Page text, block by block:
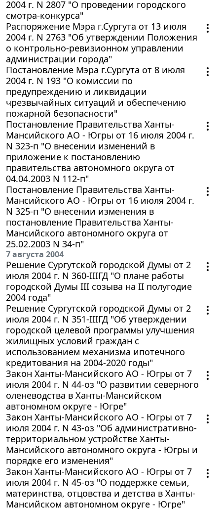
2004 г. N 2807 "О проведении городского
смотра-конкурса"
Распоряжение Мэра г.Сургута от 13 июля
2004 г. N 2763 "Об утверждении Положения
о контрольно-ревизионном управлении
администрации города"
Постановление Мэра г.Сургута от 8 июля
2004 г. N 193 "О комиссии по
предупреждению и ликвидации
чрезвычайных ситуаций и обеспечению
пожарной безопасности"
Постановление Правительства Ханты-
Мансийского АО - Югры от 16 июля 2004 г.
N 323-п "О внесении изменений в
приложение к постановлению
правительства автономного округа от
04.04.2003 N 112-п"
Постановление Правительства Ханты-
Мансийского АО - Югры от 16 июля 2004 г.
N 325-п "О внесении изменения в
постановление Правительства Ханты-
Мансийского автономного округа от
25.02.2003 N 34-п"
7 августа 2004
Решение Сургутской городской Думы от 2
июля 2004 г. N 360-IIIГД "О плане работы
городской Думы III созыва на II полугодие
2004 года"
Решение Сургутской городской Думы от 2
июля 2004 г. N 351-IIIГД "Об утверждении
городской целевой программы улучшения
жилищных условий граждан с
использованием механизма ипотечного
кредитования на 2004-2020 годы"
Закон Ханты-Мансийского АО - Югры от 7
июля 2004 г. N 44-оз "О развитии северного
оленеводства в Ханты-Мансийском
автономном округе - Югре"
Закон Ханты-Мансийского АО - Югры от 7
июля 2004 г. N 43-оз "Об административно-
территориальном устройстве Ханты-
Мансийского автономного округа - Югры и
порядке его изменения"
Закон Ханты-Мансийского АО - Югры от 7
июля 2004 г. N 45-оз "О поддержке семьи,
материнства, отцовства и детства в Ханты-
Мансийском автономном округе - Югре"